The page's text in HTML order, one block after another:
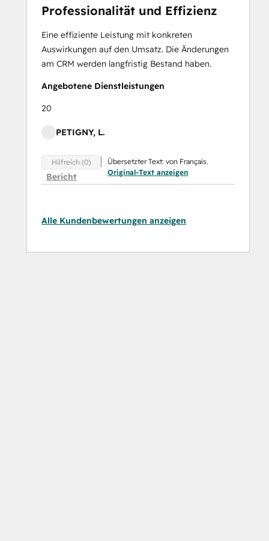
Professionalität und Effizienz
Eine effiziente Leistung mit konkreten
Auswirkungen auf den Umsatz. Die Änderungen
am CRM werden langfristig Bestand haben.
Angebotene Dienstleistungen
20
PETIGNY, L.
Hilfreich (0)
Bericht
Übersetzter Text: von Français.
Original-Text anzeigen
Alle Kundenbewertungen anzeigen